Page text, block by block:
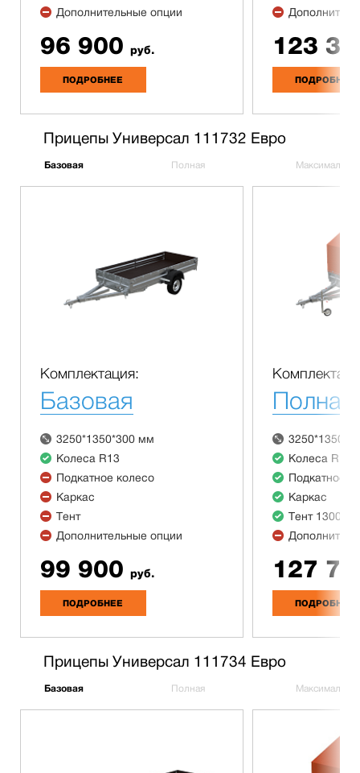
Дополнительные опции
96 900 руб.
ПОДРОБНЕЕ
123
ПОДРОБНЕЕ
Прицепы Универсал 111732 Евро
Базовая Полная Максимальная
Комплектация:
Базовая
3250*1350*300 мм
Колеса R13
Подкатное колесо
Каркас
Тент
Дополнительные опции
99 900 руб.
ПОДРОБНЕЕ
Полная
Колеса R13
Подкатное
Каркас
Тент 1300 мм
127
ПОДРОБНЕЕ
Прицепы Универсал 111734 Евро
Базовая Полная Максимальная